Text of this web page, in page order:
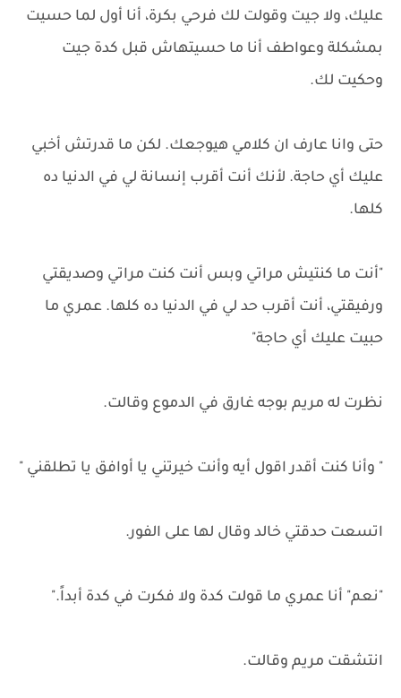
عليك، ولا جيت وقولت لك فرحي بكرة، أنا أول لما حسيت
بمشكلة وعواطف أنا ما حسيتهاش قبل كدة جيت
وحكيت لك.
حتى وانا عارف ان كلامي هيوجعك. لكن ما قدرتش أخبي
عليك أي حاجة. لأنك أنت أقرب إنسانة لي في الدنيا ده
كلها.
"أنت ما كنتيش مراتي وبس أنت كنت مراتي وصديقتي
ورفيقتي، أنت أقرب حد لي في الدنيا ده كلها. عمري ما
حبيت عليك أي حاجة"
نظرت له مريم بوجه غارق في الدموع وقالت.
" وأنا كنت أقدر اقول أيه وأنت خيرتني يا أوافق يا تطلقني "
اتسعت حدقتي خالد وقال لها على الفور.
"نعم" أنا عمري ما قولت كدة ولا فكرت في كدة أبداً."
انتشقت مريم وقالت.